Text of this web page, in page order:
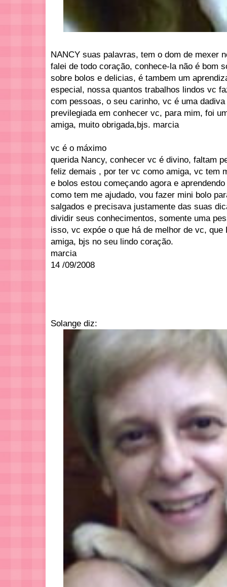
NANCY suas palavras, tem o dom de mexer
falei de todo coração, conhece-la não é bom
sobre bolos e delicias, é tambem um
especial, nossa quantos trabalhos lindos vc
com pessoas, o seu carinho, vc é uma
previlegiada em conhecer vc, para mim, foi
amiga, muito obrigada,bjs. marcia
vc é o máximo
querida Nancy, conhecer vc é divino, faltam
feliz demais , por ter vc como amiga, vc tem
e bolos estou começando agora e
como tem me ajudado, vou fazer mini bolo
salgados e precisava justamente das suas
dividir seus conhecimentos, somente uma
isso, vc expóe o que há de melhor de vc, que
amiga, bjs no seu lindo coração.
marcia
14 /09/2008
Solange diz: